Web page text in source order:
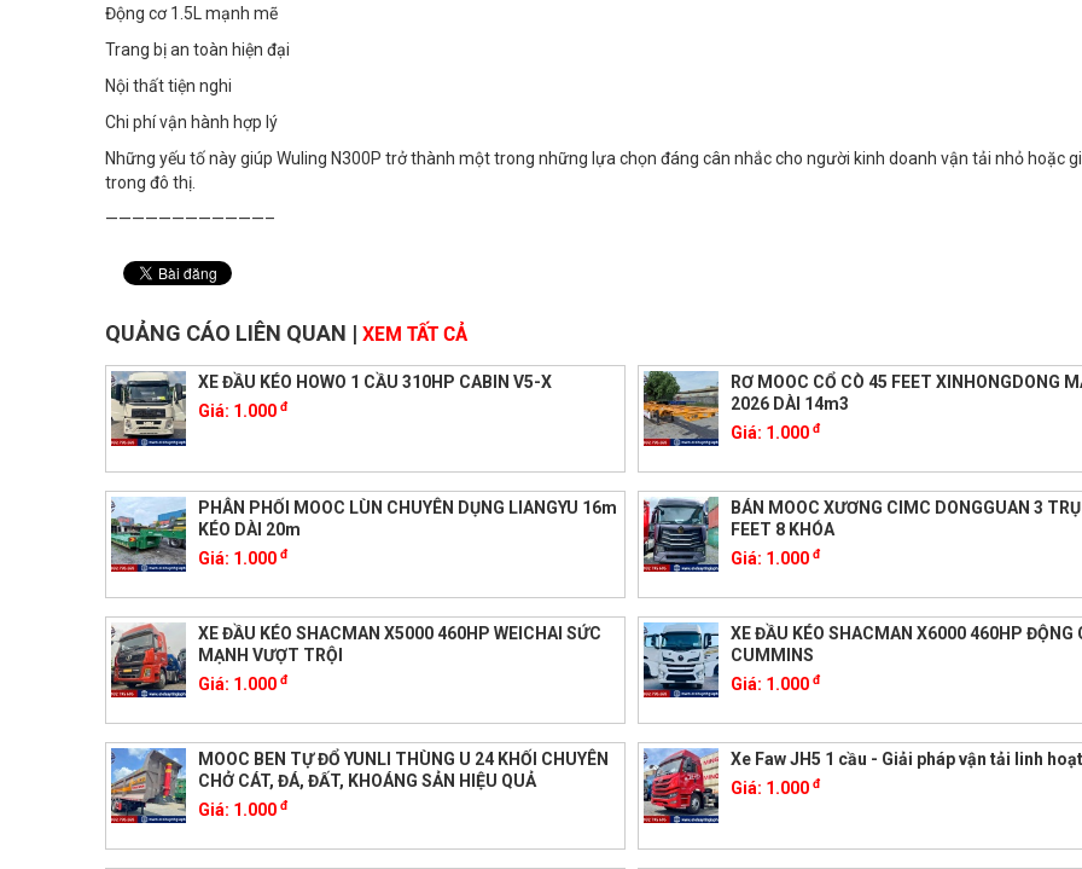
Động cơ 1.5L mạnh mẽ
Trang bị an toàn hiện đại
Nội thất tiện nghi
Chi phí vận hành hợp lý
Những yếu tố này giúp Wuling N300P trở thành một trong những lựa chọn đáng cân nhắc cho người kinh doanh vận tải nhỏ hoặc
trong đô thị.
————————————–
QUẢNG CÁO LIÊN QUAN | XEM TẤT CẢ
XE ĐẦU KÉO HOWO 1 CẦU 310HP CABIN V5-X
Giá: 1.000 đ
RƠ MOOC CỔ CÒ 45 FEET XINHONGDONG
2026 DÀI 14m3
Giá: 1.000đ
PHÂN PHỐI MOOC LÙN CHUYÊN DỤNG LIANGYU 16m
KÉO DÀI 20m
Giá: 1.000 đ
BÁN MOOC XƯƠNG CIMC DONGGUAN 3
FEET 8 KHÓA
Giá: 1.000đ
XE ĐẦU KÉO SHACMAN X5000 460HP WEICHAI SỨC
MẠNH VƯỢT TRỘI
Giá: 1.000 đ
XE ĐẦU KÉO SHACMAN X6000 460HP ĐỘNG
CUMMINS
Giá: 1.000đ
MOOC BEN TỰ ĐỔ YUNLI THÙNG U 24 KHỐI CHUYÊN
CHỞ CÁT, ĐÁ, ĐẤT, KHOÁNG SẢN HIỆU QUẢ
Giá: 1.000 đ
Xe Faw JH5 1 cầu - Giải pháp vận tải linh
Giá: 1.000đ